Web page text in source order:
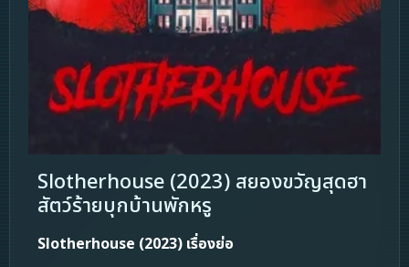
Slotherhouse (2023) สยองขวัญสุดฮา
สัตว์ร้ายบุกบ้านพักหรู
Slotherhouse (2023) เรื่องย่อ